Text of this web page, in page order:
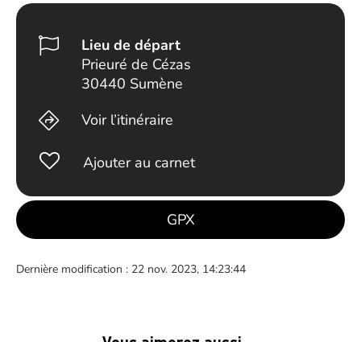
Lieu de départ
Prieuré de Cézas
30440 Sumène
Voir l’itinéraire
Ajouter au carnet
GPX
Dernière modification : 22 nov. 2023, 14:23:44